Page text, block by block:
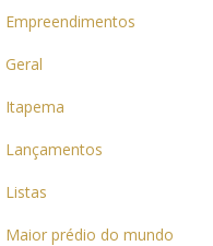
Empreendimentos
Geral
Itapema
Lançamentos
Listas
Maior prédio do mundo